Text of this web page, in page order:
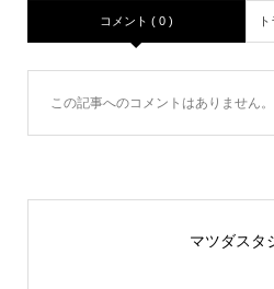
コメント ( 0 )
この記事へのコメントはありません。
マツダスタ